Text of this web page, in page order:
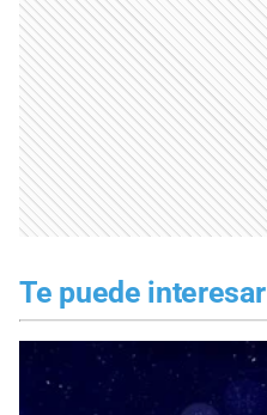
Te puede interesar